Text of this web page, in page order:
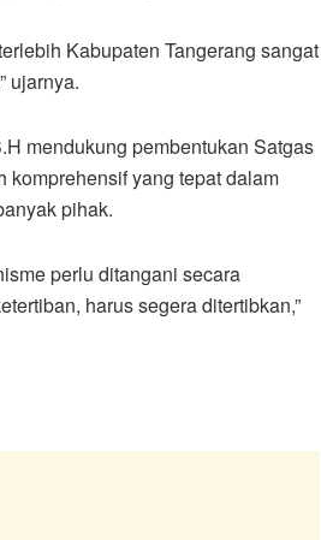
Kabupaten Tangerang sangat
ujarnya.
mendukung pembentukan Satgas
komprehensif yang tepat dalam
pihak.
perlu ditangani secara
harus segera ditertibkan,”